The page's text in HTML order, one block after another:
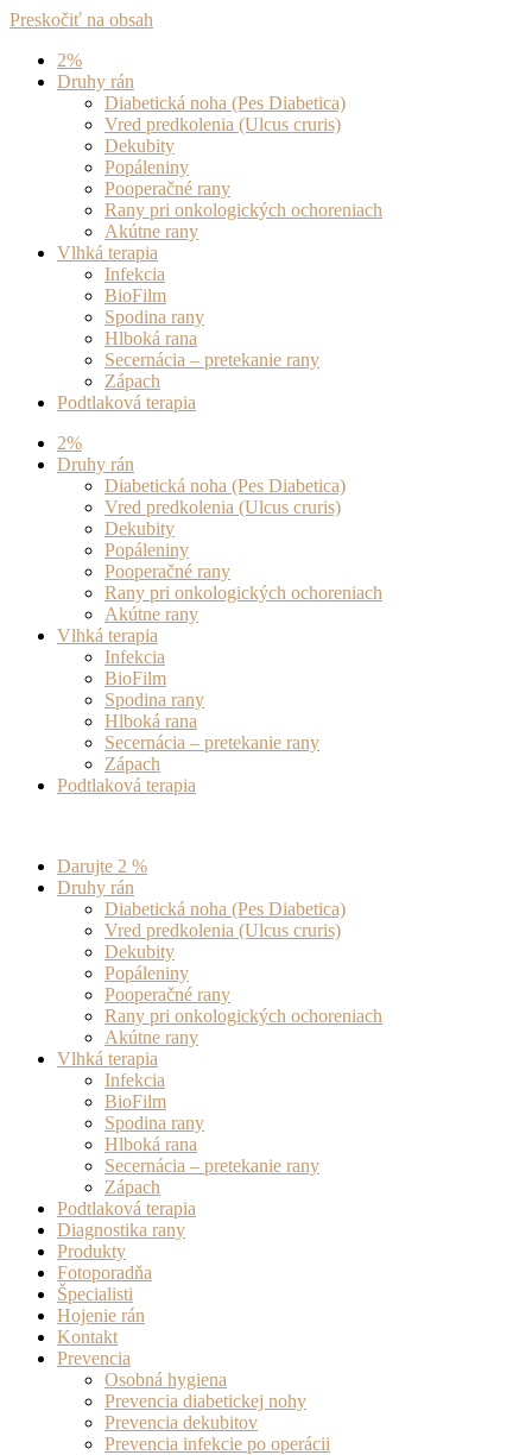
Preskočiť na obsah
2%
Druhy rán
Diabetická noha (Pes Diabetica)
Vred predkolenia (Ulcus cruris)
Dekubity
Popáleniny
Pooperačné rany
Rany pri onkologických ochoreniach
Akútne rany
Vlhká terapia
Infekcia
BioFilm
Spodina rany
Hlboká rana
Secernácia – pretekanie rany
Zápach
Podtlaková terapia
2%
Druhy rán
Diabetická noha (Pes Diabetica)
Vred predkolenia (Ulcus cruris)
Dekubity
Popáleniny
Pooperačné rany
Rany pri onkologických ochoreniach
Akútne rany
Vlhká terapia
Infekcia
BioFilm
Spodina rany
Hlboká rana
Secernácia – pretekanie rany
Zápach
Podtlaková terapia
Darujte 2 %
Druhy rán
Diabetická noha (Pes Diabetica)
Vred predkolenia (Ulcus cruris)
Dekubity
Popáleniny
Pooperačné rany
Rany pri onkologických ochoreniach
Akútne rany
Vlhká terapia
Infekcia
BioFilm
Spodina rany
Hlboká rana
Secernácia – pretekanie rany
Zápach
Podtlaková terapia
Diagnostika rany
Produkty
Fotoporadňa
Špecialisti
Hojenie rán
Kontakt
Prevencia
Osobná hygiena
Prevencia diabetickej nohy
Prevencia dekubitov
Prevencia infekcie po operácii